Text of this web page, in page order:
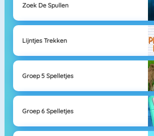
Zoek De Spullen
Lijntjes Trekken
Groep 5 Spelletjes
Groep 6 Spelletjes